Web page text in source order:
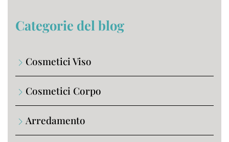
Categorie del blog
Cosmetici Viso
Cosmetici Corpo
Arredamento